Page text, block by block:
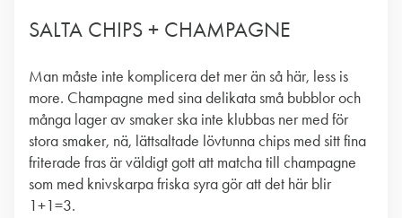
SALTA CHIPS + CHAMPAGNE
Man måste inte komplicera det mer än så här, less is
more. Champagne med sina delikata små bubblor och
många lager av smaker ska inte klubbas ner med för
stora smaker, nä, lättsaltade lövtunna chips med sitt fina
friterade fras är väldigt gott att matcha till champagne
som med knivskarpa friska syra gör att det här blir
1+1=3.